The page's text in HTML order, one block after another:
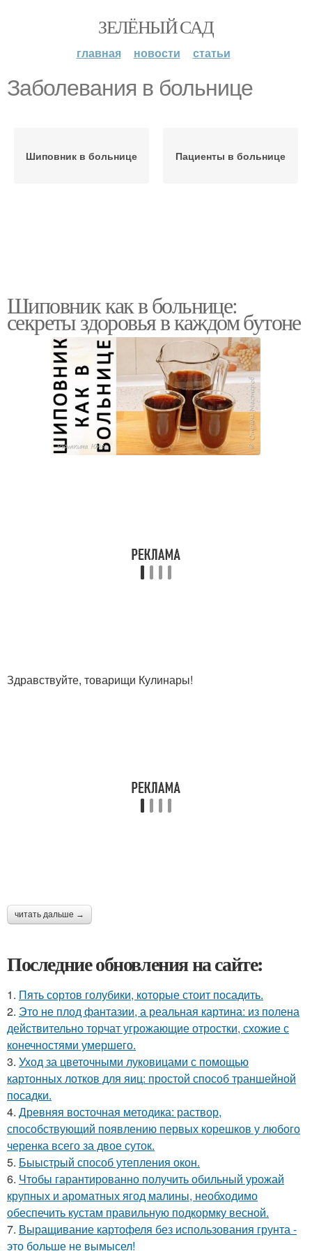
ЗЕЛЁНЫЙ САД
главная новости статьи
Заболевания в больнице
Шиповник в больнице Пациенты в больнице
Шиповник как в больнице:
секреты здоровья в каждом бутоне
Здравствуйте, товарищи Кулинары!
читать дальше →
Последние обновления на сайте:
1. Пять сортов голубики, которые стоит посадить.
2. Это не плод фантазии, а реальная картина: из полена
действительно торчат угрожающие отростки, схожие с
конечностями умершего.
3. Уход за цветочными луковицами с помощью
картонных лотков для яиц: простой способ траншейной
посадки.
4. Древняя восточная методика: раствор,
способствующий появлению первых корешков у любого
черенка всего за двое суток.
5. Быыстрый способ утепления окон.
6. Чтобы гарантированно получить обильный урожай
крупных и ароматных ягод малины, необходимо
обеспечить кустам правильную подкормку весной.
7. Выращивание картофеля без использования грунта -
это больше не вымысел!